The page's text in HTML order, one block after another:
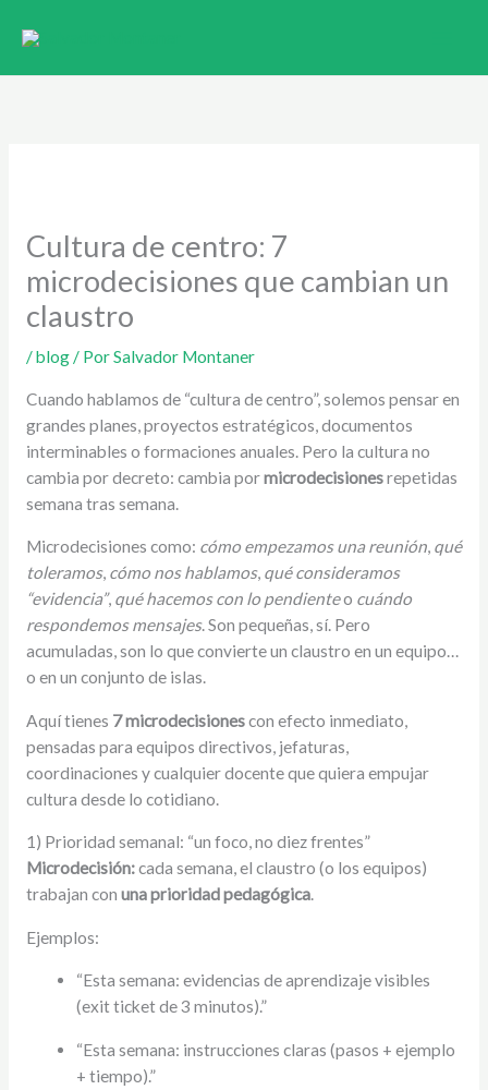
Cultura de centro: 7
microdecisiones que cambian un
claustro
/blog/ PorSalvador Montaner
Cuando hablamos de “cultura de centro”, solemos pensar en
grandes planes, proyectos estratégicos, documentos
interminables o formaciones anuales. Pero la cultura no
cambia por decreto: cambia pormicrodecisionesrepetidas
semana tras semana.
Microdecisiones como: cómo empezamos una reunión, qué
toleramos, cómo nos hablamos, qué consideramos
“evidencia”, qué hacemos con lo pendienteo cuándo
respondemos mensajes. Son pequeñas, sí. Pero
acumuladas, son lo que convierte un claustro en un equipo…
o en un conjunto de islas.
Aquí tienes 7 microdecisionescon efecto inmediato,
pensadas para equipos directivos, jefaturas,
coordinaciones y cualquier docente que quiera empujar
cultura desde lo cotidiano.
1) Prioridad semanal: “un foco, no diez frentes”
Microdecisión:cada semana, el claustro (o los equipos)
trabajan con una prioridad pedagógica.
Ejemplos:
“Esta semana: evidencias de aprendizaje visibles
(exit ticket de 3 minutos).”
“Esta semana: instrucciones claras (pasos + ejemplo
+ tiempo).”